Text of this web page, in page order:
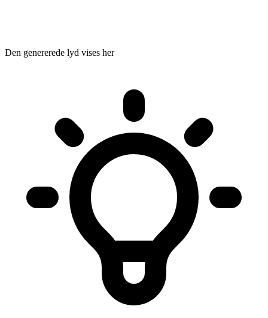
Den genererede lyd vises her